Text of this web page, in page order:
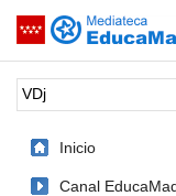
Saltar navegación
Palabra o frase:
Inicio
Canal